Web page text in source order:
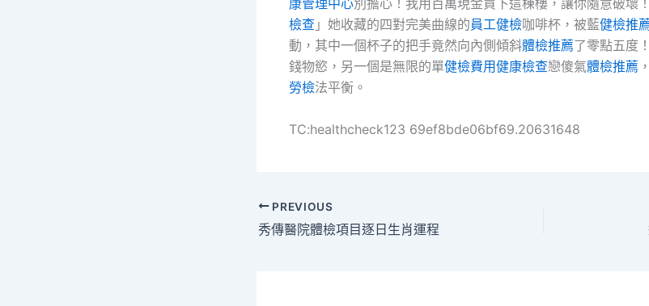
康管理中心別擔心！我用百萬現金買下這棟樓，讓你隨意破壞
檢查 」她收藏的四對完美曲線的員工健檢咖啡杯，被藍健檢推
動，其中一個杯子的把手竟然向內側傾斜體檢推薦了零點五度
錢物慾，另一個是無限的單健檢費用健康檢查戀傻氣體檢推薦
勞檢法平衡。
TC:healthcheck123 69ef8bde06bf69.20631648
PREVIOUS
秀傳醫院體檢項目逐日生肖運程